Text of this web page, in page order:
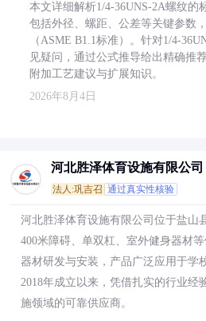
本文详细解析1/4-36UNS-2A螺纹的
包括外径、螺距、公差等关键参数
（ASME B1.1标准）。针对1/4-
见疑问，通过公式推导给出精确推
附加工艺建议与扩展知识。
2026年8月4日
河北胜泽体育设施有限公司
法人:巩吉召 通过真实性核验
河北胜泽体育设施有限公司位于盐山
400米障碍、单双杠、室外健身器材
器材研发与安装，产品广泛应用于学
2018年成立以来，凭借扎实的行业经
施领域的可靠供应商。